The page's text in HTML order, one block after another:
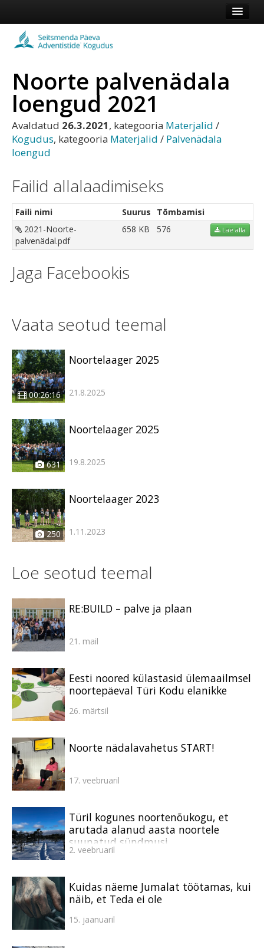
Koduleht
Vaata veel
Logi sisse või registreeru
Noorte palvenädala
loengud 2021
Avaldatud 26.3.2021, kategooria Materjalid /
Kogudus, kategooria Materjalid / Palvenädala
loengud
Failid allalaadimiseks
Faili nimi Suurus
Tõmbamisi
2021-Noorte-
palvenädal.pdf
658 KB 576 Lae alla
Jaga Facebookis
Vaata seotud teemal
00:26:16
Noortelaager 2025
21.8.2025
631
Noortelaager 2025
19.8.2025
250
Noortelaager 2023
1.11.2023
Loe seotud teemal
RE:BUILD – palve ja plaan
21. mail
Eesti noored külastasid ülemaailmsel
noortepäeval Türi Kodu elanikke
26. märtsil
Noorte nädalavahetus START!
17. veebruaril
Türil kogunes noortenõukogu, et
arutada alanud aasta noortele
suunatud sündmusi
2. veebruaril
Kuidas näeme Jumalat töötamas, kui
näib, et Teda ei ole
15. jaanuaril